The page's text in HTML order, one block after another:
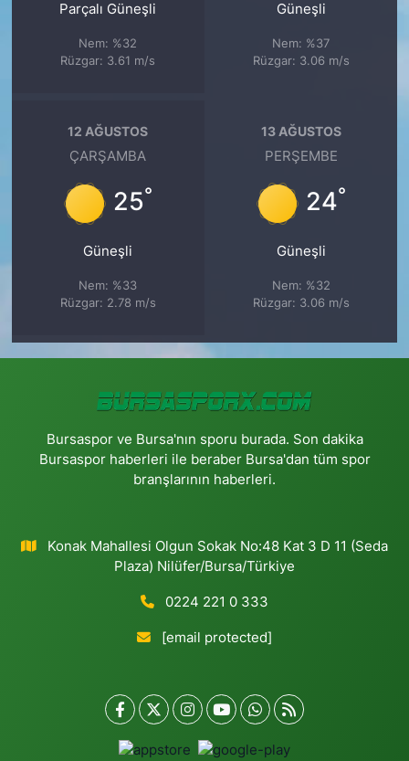
Parçalı Güneşli
Nem: %32
Rüzgar: 3.61 m/s
Güneşli
Nem: %37
Rüzgar: 3.06 m/s
12 AĞUSTOS
ÇARŞAMBA
25°
Güneşli
Nem: %33
Rüzgar: 2.78 m/s
13 AĞUSTOS
PERŞEMBE
24°
Güneşli
Nem: %32
Rüzgar: 3.06 m/s
Bursaspor ve Bursa'nın sporu burada. Son dakika
Bursaspor haberleri ile beraber Bursa'dan tüm spor
branşlarının haberleri.
Konak Mahallesi Olgun Sokak No:48 Kat 3 D 11 (Seda
Plaza) Nilüfer/Bursa/Türkiye
0224 221 0 333
[email protected]